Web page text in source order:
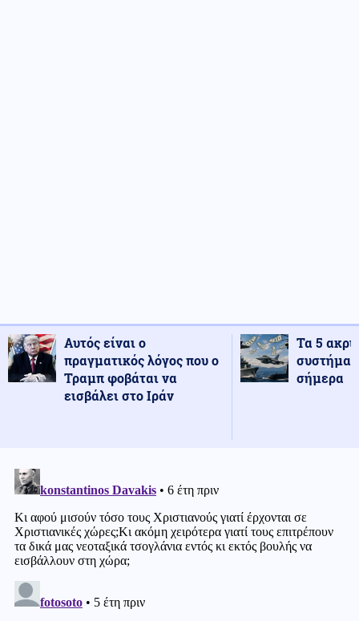
Αυτός είναι ο
πραγματικός λόγος που ο
Τραμπ φοβάται να
εισβάλει στο Ιράν
Τα 5
σήμερα